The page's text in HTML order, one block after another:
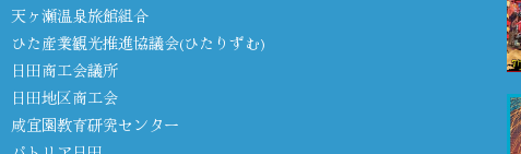
天ヶ瀬温泉旅館組合
ひた産業観光推進協議会(ひたりずむ)
日田商工会議所
日田地区商工会
咸宜園教育研究センター